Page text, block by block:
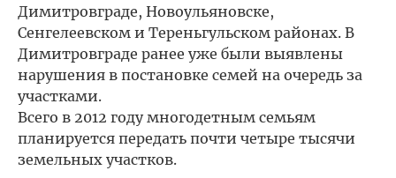
Димитровграде, Новоульяновске,
Сенгелеевском и Тереньгульском районах. В
Димитровграде ранее уже были выявлены
нарушения в постановке семей на очередь за
участками.
Всего в 2012 году многодетным семьям
планируется передать почти четыре тысячи
земельных участков.